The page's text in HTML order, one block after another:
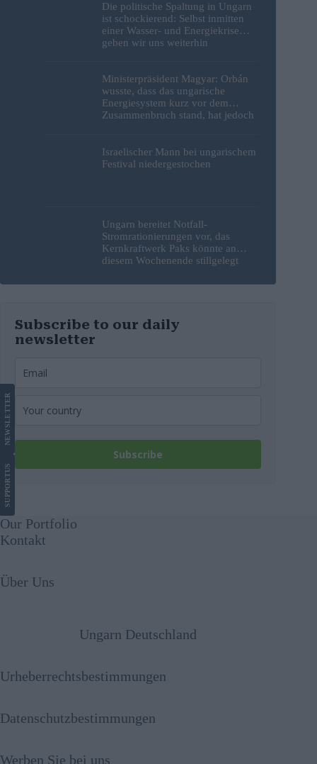
Die politische Spaltung in Ungarn
ist schockierend: Selbst inmitten
einer Wasser- und Energiekrise
geben wir uns weiterhin
Ministerpräsident Magyar: Orbán
wusste, dass das ungarische
Energiesystem kurz vor dem
Zusammenbruch stand, hat jedoch
Israelischer Mann bei ungarischem
Festival niedergestochen
Ungarn bereitet Notfall-
Stromrationierungen vor, das
Kernkraftwerk Paks könnte an
diesem Wochenende stillgelegt
Subscribe to our daily
newsletter
Subscribe
SUPPORT
US
NEWS
LETTER
Our Portfolio
Kontakt
Über Uns
Ungarn Deutschland
Urheberrechtsbestimmungen
Datenschutzbestimmungen
Werben Sie bei uns